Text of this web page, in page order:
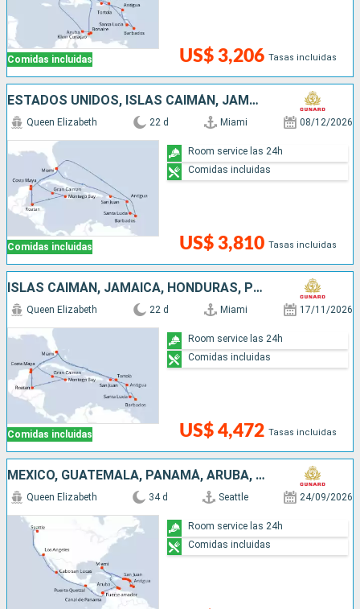
Comidas incluidas US$ 3,206 Tasas incluidas
ESTADOS UNIDOS, ISLAS CAIMÁN, JAMAICA, HONDURAS, MÉXICO, PUERTO RICO, ANTIGUA Y BARBUDA, SANTA LUCIA, BARBADOS, SAN MARTÍN
Comidas incluidas
Queen Elizabeth 22 d Miami 08/12/2026
US$ 3,810 Tasas incluidas
Room service las 24h
Comidas incluidas
ISLAS CAIMÁN, JAMAICA, HONDURAS, PUERTO RICO, SAN MARTÍN, BARBADOS, SANTA LUCIA, MÉXICO, ESTADOS UNIDOS, ANTIGUA Y BARBUDA
Comidas incluidas
Queen Elizabeth 22 d Miami 17/11/2026
US$ 4,472 Tasas incluidas
Room service las 24h
Comidas incluidas
MÉXICO, GUATEMALA, PANAMÁ, ARUBA, PUERTO RICO, ANTIGUA Y BARBUDA, SANTA LUCIA, BARBADOS, SAN MARTÍN, ESTADOS UNIDOS
Queen Elizabeth 34 d Seattle 24/09/2026
Room service las 24h
Comidas incluidas